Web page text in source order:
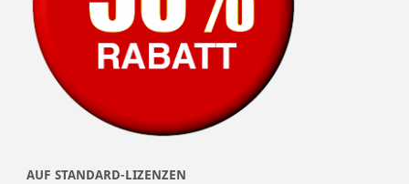
AUF STANDARD-LIZENZEN